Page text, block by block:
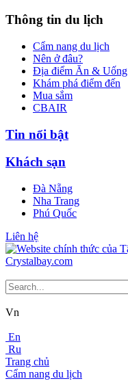
Thông tin du lịch
Cẩm nang du lịch
Nên ở đâu?
Địa điểm Ăn & Uống
Khám phá điểm đến
Mua sắm
CBAIR
Tin nổi bật
Khách sạn
Đà Nẵng
Nha Trang
Phú Quốc
Liên hệ
Vn
En
Ru
Trang chủ
Cẩm nang du lịch